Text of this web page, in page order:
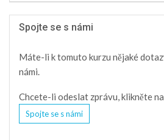
Spojte se s námi
Máte-li k tomuto kurzu nějaké
námi.
Chcete-li odeslat zprávu, klikněte
Spojte se s námi